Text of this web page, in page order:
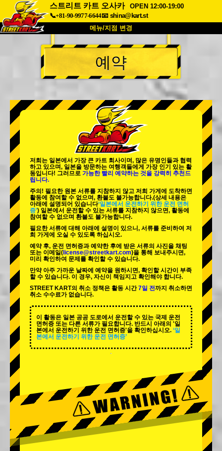
스트리트 카트 오사카
OPEN 12:00-19:00
📞+81-90-9977-6644📧 shina@kart.st
메뉴/지점 변경
최상단
소개 사양 가격
회사 정보 예약
지점 변경
도쿄 시나가와 #1 도쿄 아키하바라#1
도쿄 아키하바라#2
도쿄 시부야 애넥스 도쿄 베이
도쿄 아사쿠사
오키나와
예약
저희는 일본에서 가장 큰 카트 회사이며, 많은 유명인들과 협력
하고 있으며, 일본을 방문하는 여행객들에게 가장 인기 있는 활
동입니다! 그러므로 가능한 빨리 예약하는 것을 강력히 추천드
립니다.
주의! 필요한 원본 서류를 지참하지 않고 저희 가게에 도착하면
활동에 참여할 수 없으며, 환불도 불가능합니다.(상세 내용은
아래에 설명되어 있습니다‘일본에서 운전하기 위한 운전 면허
증’) 일본에서 운전할 수 있는 서류를 지참하지 않으면, 활동에
참여할 수 없으며 환불도 불가능합니다.
필요한 서류에 대해 아래에 설명이 있으니, 서류를 준비하여 저
희 가게에 오실 수 있도록 하십시오.
예약 후, 운전 면허증과 예약한 후에 받은 서류의 사진을 채팅
또는 이메일( license@streetkart.com)을 통해 보내주시면,
미리 확인하여 문제를 확인할 수 있습니다.
만약 아주 가까운 날짜에 예약을 원하시면, 확인할 시간이 부족
할 수 있습니다. 이 경우, 자신이 책임지고 확인해야 합니다.
STREET KART의 취소 정책은 활동 시간7일 전까지 취소하면
취소 수수료가 없습니다.
이 활동은 일본 공공 도로에서 운전할 수 있는 국제 운전
면허증 또는 다른 서류가 필요합니다. 반드시 아래의 '일
본에서 운전하기 위한 운전 면허증'을 확인하십시오. ‘일
본에서 운전하기 위한 운전 면허증’